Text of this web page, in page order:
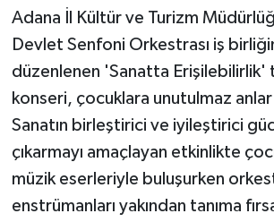
Adana İl Kültür ve Turizm
Devlet Senfoni Orkestrası iş
düzenlenen 'Sanatta Erişilebilirlik'
konseri, çocuklara unutulmaz
Sanatın birleştirici ve iyileştirici
çıkarmayı amaçlayan etkinlikte
müzik eserleriyle buluşurken
enstrümanları yakından tanıma